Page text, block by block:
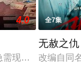
enough to
4.0
需现金，于是和有
全7集
无赦之仇
改编自同